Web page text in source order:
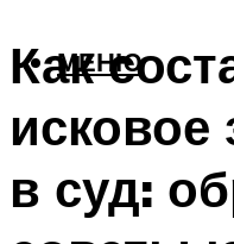
МЕНЮ
Как
исковое
в суд: